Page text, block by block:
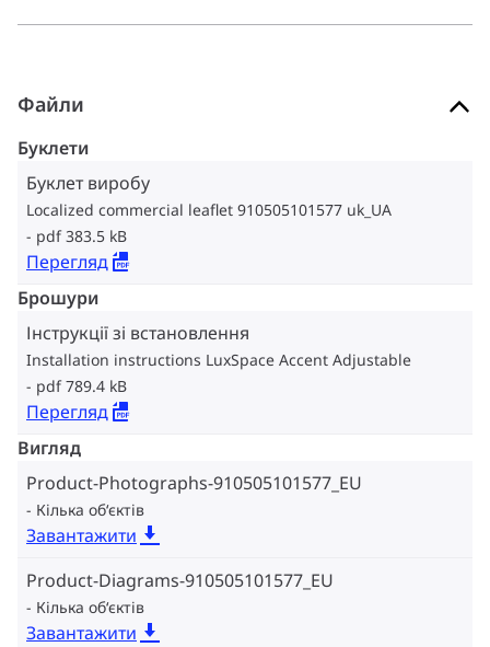
Файли
Буклети
Буклет виробу
Localized commercial leaflet 910505101577 uk_UA
pdf 383.5 kB
Перегляд
Брошури
Інструкції зі встановлення
Installation instructions LuxSpace Accent Adjustable
pdf 789.4 kB
Перегляд
Вигляд
Product-Photographs-910505101577_EU
Кілька об‘єктів
Завантажити
Product-Diagrams-910505101577_EU
Кілька об‘єктів
Завантажити